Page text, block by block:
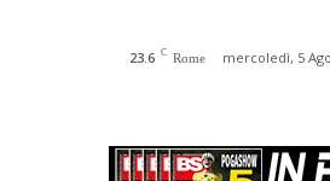
23.6 C Rome mercoledì, 5